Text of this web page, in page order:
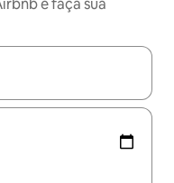
e faça sua
explore-os